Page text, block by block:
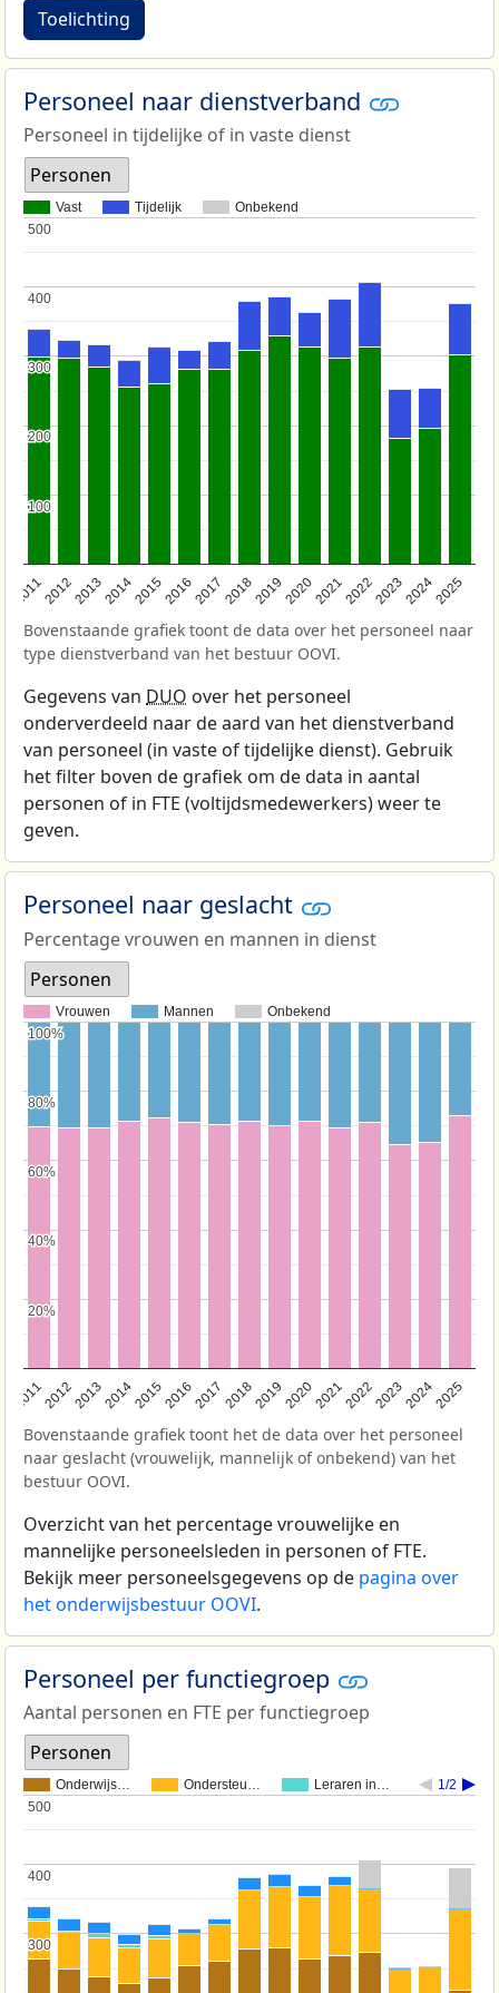
Toelichting
Personeel naar dienstverband
Personeel in tijdelijke of in vaste dienst
Personen
Vast Tijdelijk Onbekend
201120122013201420152016201720182019202020212022202320242025
100
100
200
200
300
300
400
400
500
500
Bovenstaande grafiek toont de data over het personeel naar
type dienstverband van het bestuur OOVI.
Gegevens van DUO over het personeel
onderverdeeld naar de aard van het dienstverband
van personeel (in vaste of tijdelijke dienst). Gebruik
het filter boven de grafiek om de data in aantal
personen of in FTE (voltijdsmedewerkers) weer te
geven.
Personeel naar geslacht
Percentage vrouwen en mannen in dienst
Personen
Vrouwen Mannen Onbekend
201120122013201420152016201720182019202020212022202320242025
20%
20%
40%
40%
60%
60%
80%
80%
100%
100%
Bovenstaande grafiek toont het de data over het personeel
naar geslacht (vrouwelijk, mannelijk of onbekend) van het
bestuur OOVI.
Overzicht van het percentage vrouwelijke en
mannelijke personeelsleden in personen of FTE.
Bekijk meer personeelsgegevens op de pagina over
het onderwijsbestuur OOVI.
Personeel per functiegroep
Aantal personen en FTE per functiegroep
Personen
Onderwijs… Ondersteu… Leraren in… 1/2
300
300
400
400
500
500